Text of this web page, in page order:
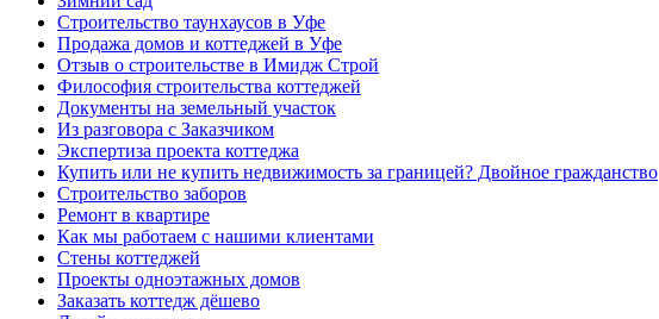
Строительство таунхаусов в Уфе
Продажа домов и коттеджей в Уфе
Отзыв о строительстве в Имидж Строй
Философия строительства коттеджей
Документы на земельный участок
Из разговора с Заказчиком
Экспертиза проекта коттеджа
Купить или не купить недвижимость за границей? Двойное гражданство
Строительство заборов
Ремонт в квартире
Как мы работаем с нашими клиентами
Стены коттеджей
Проекты одноэтажных домов
Заказать коттедж дёшево